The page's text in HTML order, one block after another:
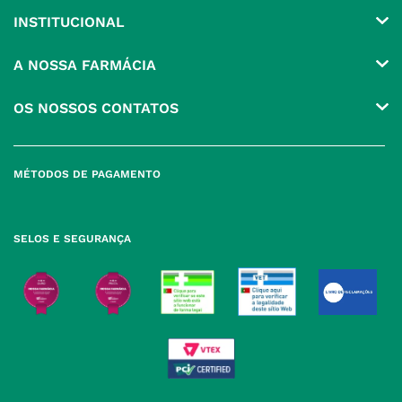
INSTITUCIONAL
Produtos Favoritos
A NOSSA FARMÁCIA
OS NOSSOS CONTATOS
MÉTODOS DE PAGAMENTO
SELOS E SEGURANÇA